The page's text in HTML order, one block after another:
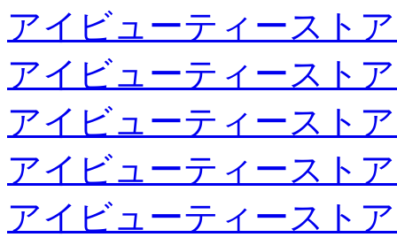
アイビューティースト
アイビューティースト
アイビューティースト
アイビューティースト
アイビューティースト